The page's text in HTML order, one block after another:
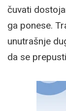
čuvati
ga ponese.
unutrašnje
da se